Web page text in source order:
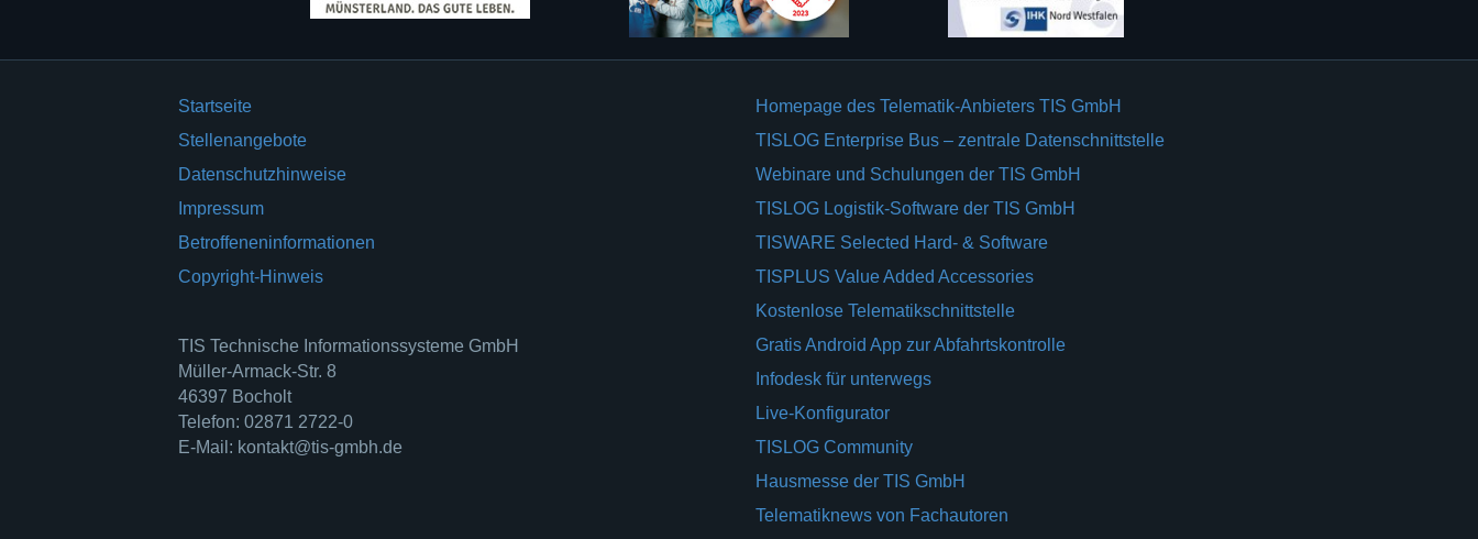
Startseite
Stellenangebote
Datenschutzhinweise
Impressum
Betroffeneninformationen
Copyright-Hinweis
TIS Technische Informationssysteme GmbH
Müller-Armack-Str. 8
46397 Bocholt
Telefon: 02871 2722-0
E-Mail: kontakt@tis-gmbh.de
Homepage des Telematik-Anbieters TIS GmbH
TISLOG Enterprise Bus – zentrale Datenschnittstelle
Webinare und Schulungen der TIS GmbH
TISLOG Logistik-Software der TIS GmbH
TISWARE Selected Hard- & Software
TISPLUS Value Added Accessories
Kostenlose Telematikschnittstelle
Gratis Android App zur Abfahrtskontrolle
Infodesk für unterwegs
Live-Konfigurator
TISLOG Community
Hausmesse der TIS GmbH
Telematiknews von Fachautoren